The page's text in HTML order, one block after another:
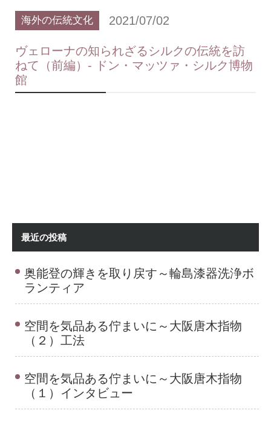
海外の伝統文化 2021/07/02
ヴェローナの知られざるシルクの伝統を訪
ねて（前編）- ドン・マッツァ・シルク博物
館
最近の投稿
奥能登の輝きを取り戻す～輪島漆器洗浄ボ
ランティア
空間を気品ある佇まいに～大阪唐木指物
（２）工法
空間を気品ある佇まいに～大阪唐木指物
（１）インタビュー